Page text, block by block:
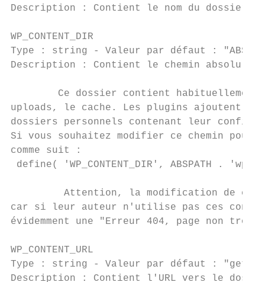
Description ​: Contient le nom du dossier
WP_CONTENT_DIR
Type ​: string - ​Valeur par défaut​ :
Description ​: Contient le chemin absolu
Ce dossier contient
uploads, le cache. Les plugins ajoutent
dossiers personnels contenant leur
Si vous souhaitez modifier ce chemin pour
comme suit :
define​( ​'WP_CONTENT_DIR'​, ABSPATH .
Attention, la modification de ce
car si leur auteur n'utilise pas ces
évidemment une "​Erreur 404, page non
WP_CONTENT_URL
Type ​: string - ​Valeur par défaut​ :
Description ​: Contient l'URL vers le dossier